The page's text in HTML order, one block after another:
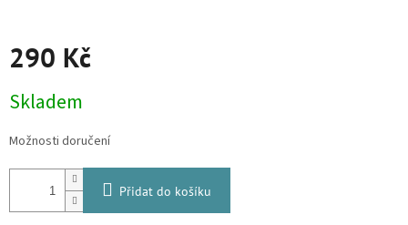
290 Kč
cena:
Skladem
Možnosti doručení
Přidat do košíku